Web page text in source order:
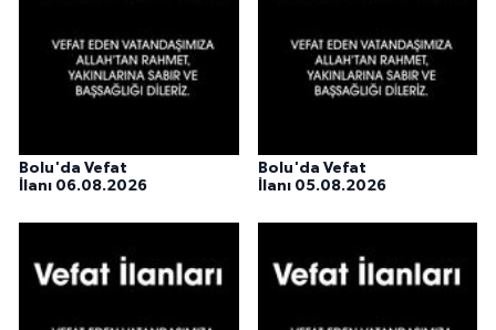
Bolu'da Vefat
İlanı 06.08.2026
Bolu'da Vefat
İlanı 05.08.2026